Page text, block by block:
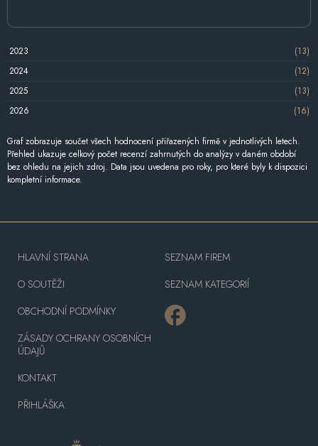
2023
(13)
2024
(12)
2025
(13)
2026
(16)
Graf zobrazuje součet všech hodnocení přiřazených firmě v jednotlivých letech.
Přehled ukazuje celkový počet recenzí zahrnutých do analýzy v daném období
bez ohledu na jejich zdroj. Data jsou uvedena pro roky, pro které byly k dispozici
kompletní informace.
HLAVNÍ STRANA
O SOUTĚŽI
OBCHODNÍ PODMÍNKY
ZÁSADY OCHRANY OSOBNÍCH
ÚDAJŮ
KONTAKT
PŘIHLÁŠKA
SEZNAM FIREM
SEZNAM KATEGORIÍ